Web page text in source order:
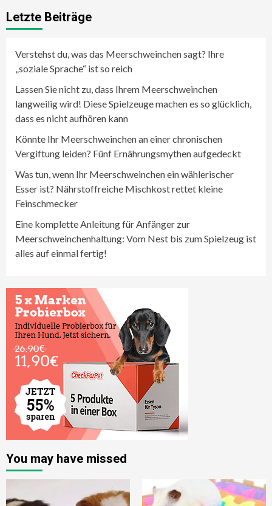
Letzte Beiträge
Verstehst du, was das Meerschweinchen sagt? Ihre
„soziale Sprache“ ist so reich
Lassen Sie nicht zu, dass Ihrem Meerschweinchen
langweilig wird! Diese Spielzeuge machen es so glücklich,
dass es nicht aufhören kann
Könnte Ihr Meerschweinchen an einer chronischen
Vergiftung leiden? Fünf Ernährungsmythen aufgedeckt
Was tun, wenn Ihr Meerschweinchen ein wählerischer
Esser ist? Nährstoffreiche Mischkost rettet kleine
Feinschmecker
Eine komplette Anleitung für Anfänger zur
Meerschweinchenhaltung: Vom Nest bis zum Spielzeug ist
alles auf einmal fertig!
You may have missed